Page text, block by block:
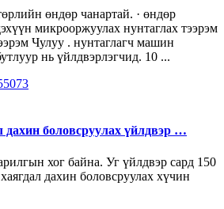
өндөр чанартай. · өндөр
микрооржуулах нунтаглах тээрэм
Чулуу . нунтаглагч машин
нь үйлдвэрлэгчид. 10 ...
дахин боловсруулах үйлдвэр …
хог байна. Уг үйлдвэр сард 150
дахин боловсруулах хүчин